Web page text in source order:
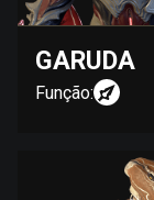
GARUDA
Função: